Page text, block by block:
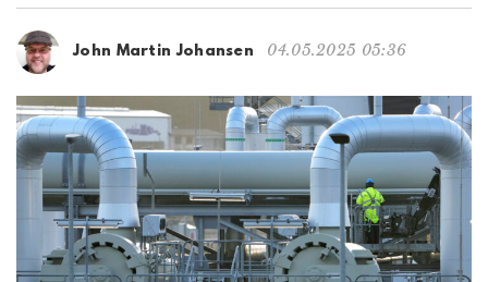
John Martin Johansen 04.05.2025 05:36